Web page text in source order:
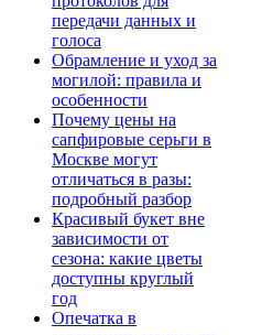
передачи данных и
голоса
Обрамление и уход за
могилой: правила и
особенности
Почему цены на
сапфировые серьги в
Москве могут
отличаться в разы:
подробный разбор
Красивый букет вне
зависимости от
сезона: какие цветы
доступны круглый
год
Опечатка в